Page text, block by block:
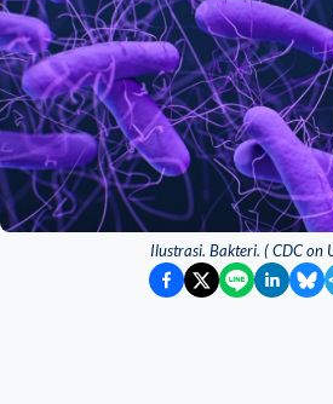
Ilustrasi. Bakteri. ( CDC on